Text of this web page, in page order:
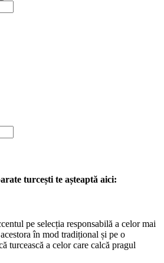
turcești te așteaptă aici:
pe selecția responsabilă a celor mai
în mod tradițional și pe o
turcească a celor care calcă pragul